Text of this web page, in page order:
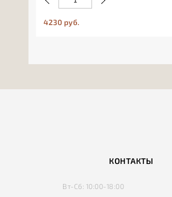
4230 руб.
КОНТАКТЫ
Вт-Сб: 10:00-18:00